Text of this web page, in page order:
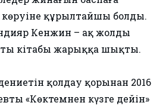
құрылтайшы болды.
Кенжин – ақ жолды
кітабы жарыққа шықты.
қолдау қорынан 2016
«Көктемнен күзге дейін»